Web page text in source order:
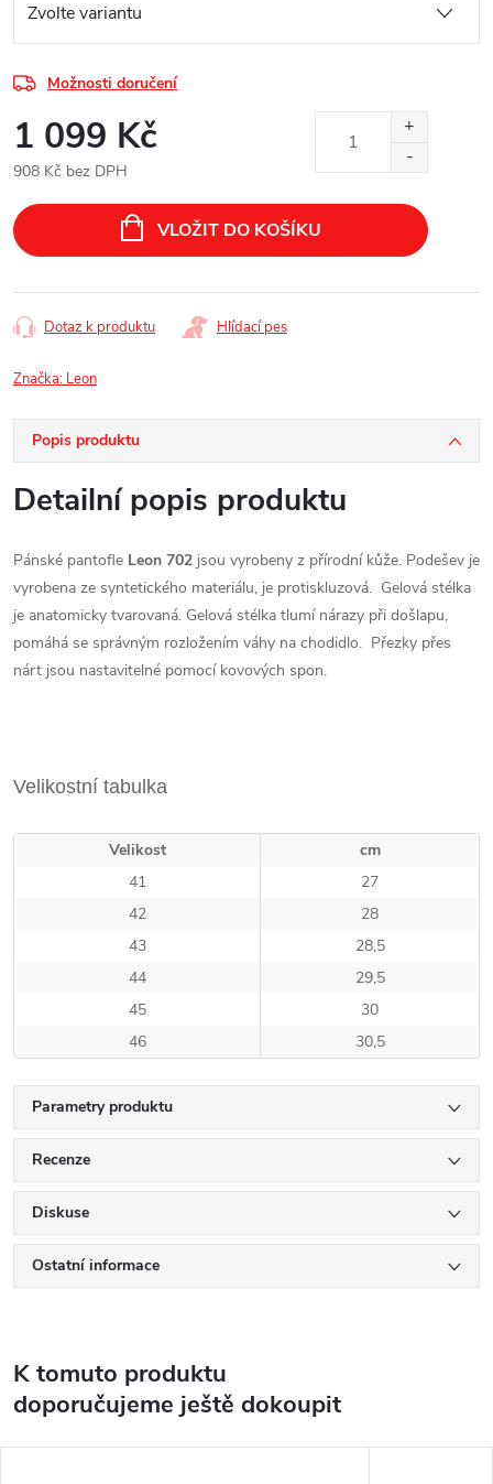
Možnosti doručení
1 099 Kč
908 Kč bez DPH
cena:
VLOŽIT DO KOŠÍKU
Dotaz k produktu Hlídací pes
Značka: Leon
Popis produktu
Detailní popis produktu
Pánské pantofle Leon 702 jsou vyrobeny z přírodní kůže. Podešev je
vyrobena ze syntetického materiálu, je protiskluzová. Gelová stélka
je anatomicky tvarovaná. Gelová stélka tlumí nárazy při došlapu,
pomáhá se správným rozložením váhy na chodidlo. Přezky přes
nárt jsou nastavitelné pomocí kovových spon.
Velikostní tabulka
Velikost
cm
41
27
42
28
43
28,5
44
29,5
45
30
46
30,5
Parametry produktu
Recenze
Diskuse
Ostatní informace
K tomuto produktu
doporučujeme ještě dokoupit